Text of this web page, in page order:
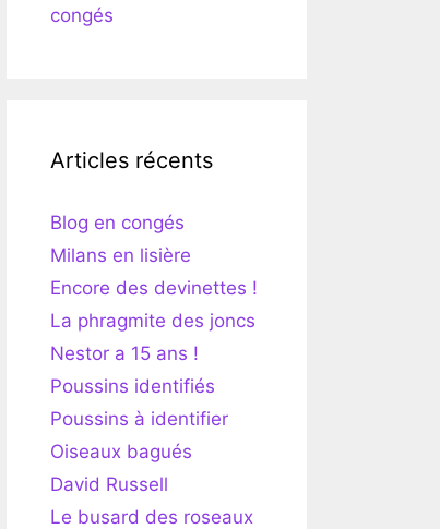
congés
Articles récents
Blog en congés
Milans en lisière
Encore des devinettes !
La phragmite des joncs
Nestor a 15 ans !
Poussins identifiés
Poussins à identifier
Oiseaux bagués
David Russell
Le busard des roseaux